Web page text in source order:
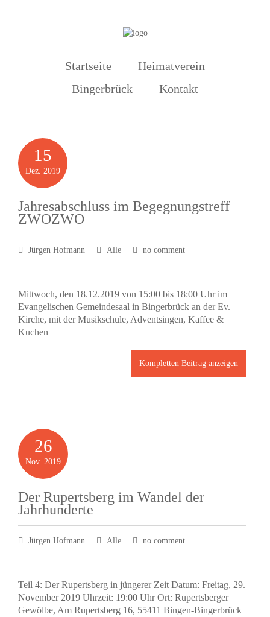
Startseite
Heimatverein
Bingerbrück
Kontakt
15
Dez. 2019
Jahresabschluss im Begegnungstreff
ZWOZWO
Jürgen Hofmann Alle no comment
Mittwoch, den 18.12.2019 von 15:00 bis 18:00 Uhr im
Evangelischen Gemeindesaal in Bingerbrück an der Ev.
Kirche, mit der Musikschule, Adventsingen, Kaffee &
Kuchen
Kompletten Beitrag anzeigen
26
Nov. 2019
Der Rupertsberg im Wandel der
Jahrhunderte
Jürgen Hofmann Alle no comment
Teil 4: Der Rupertsberg in jüngerer Zeit Datum: Freitag, 29.
November 2019 Uhrzeit: 19:00 Uhr Ort: Rupertsberger
Gewölbe, Am Rupertsberg 16, 55411 Bingen-Bingerbrück